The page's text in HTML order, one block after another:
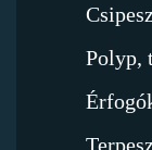
Polyp,